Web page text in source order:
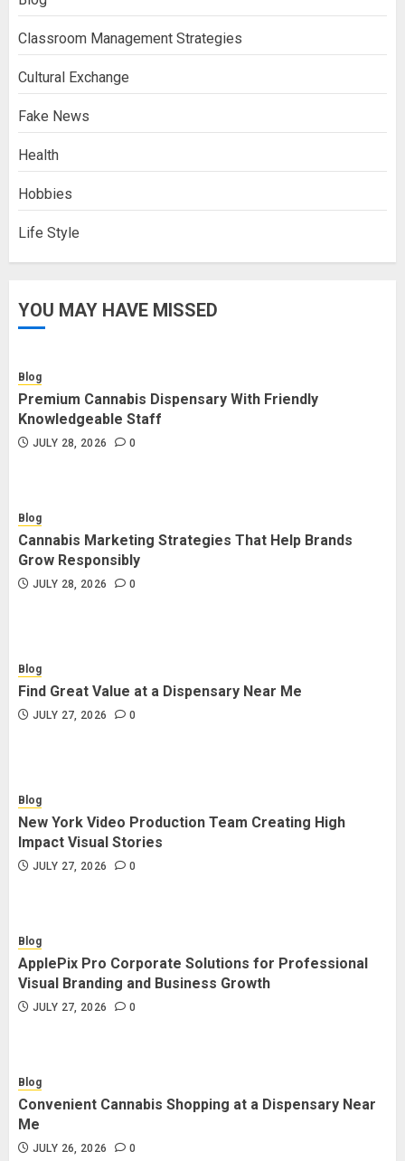
Classroom Management Strategies
Cultural Exchange
Fake News
Health
Hobbies
Life Style
YOU MAY HAVE MISSED
Blog
Premium Cannabis Dispensary With Friendly
Knowledgeable Staff
JULY 28, 2026 0
Blog
Cannabis Marketing Strategies That Help Brands
Grow Responsibly
JULY 28, 2026 0
Blog
Find Great Value at a Dispensary Near Me
JULY 27, 2026 0
Blog
New York Video Production Team Creating High
Impact Visual Stories
JULY 27, 2026 0
Blog
ApplePix Pro Corporate Solutions for Professional
Visual Branding and Business Growth
JULY 27, 2026 0
Blog
Convenient Cannabis Shopping at a Dispensary Near
Me
JULY 26, 2026 0